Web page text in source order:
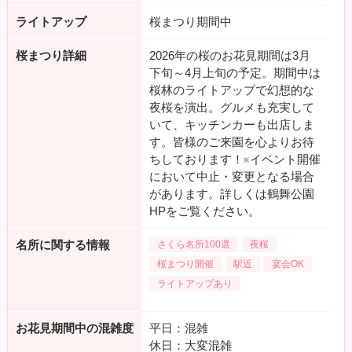
ライトアップ 桜まつり期間中
桜まつり詳細
2026年の桜のお花見期間は3月
下旬～4月上旬の予定。期間中は
桜林のライトアップで幻想的な
夜桜を演出。グルメも充実して
いて、キッチンカーも出店しま
す。皆様のご来園を心よりお待
ちしております！※イベント開催
において中止・変更となる場合
があります。詳しくは鶴舞公園
HPをご覧ください。
名所に関する情報 さくら名所100選
夜桜
桜まつり開催
駅近
宴会OK
ライトアップあり
お花見期間中の混雑度
平日：混雑
休日：大変混雑